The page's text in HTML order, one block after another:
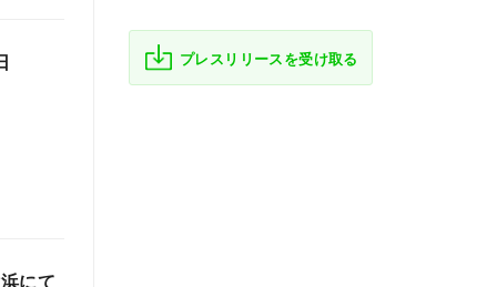
にて
プレスリリースを受け取る